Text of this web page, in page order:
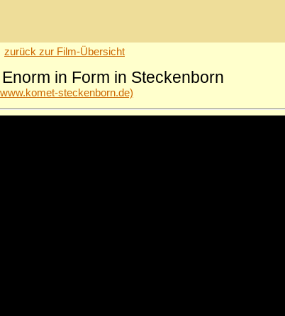
zurück zur Film-Übersicht
in Form in Steckenborn
steckenborn.de)